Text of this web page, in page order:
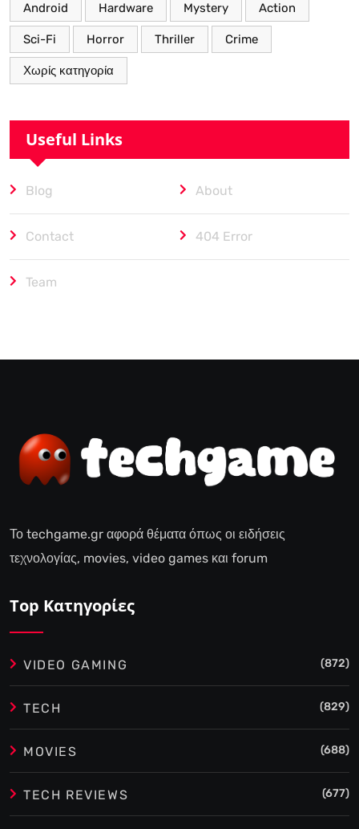
Android Hardware Mystery Action
Sci-Fi Horror Thriller Crime
Χωρίς κατηγορία
Useful Links
Blog About
Contact 404 Error
Team
Το techgame.gr αφορά θέματα όπως οι ειδήσεις
τεχνολογίας, movies, video games και forum
Top Κατηγορίες
VIDEO GAMING (872)
TECH (829)
MOVIES (688)
TECH REVIEWS (677)